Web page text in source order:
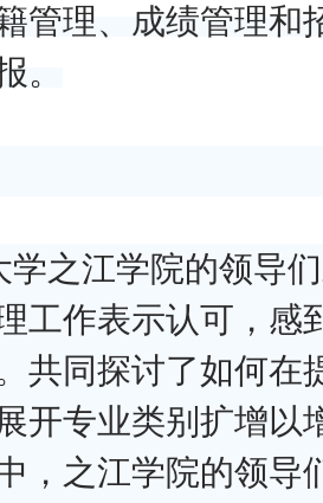
管理、成绩管理和
。
学之江学院的领导
工作表示认可，感
共同探讨了如何在
开专业类别扩增以
，之江学院的领导